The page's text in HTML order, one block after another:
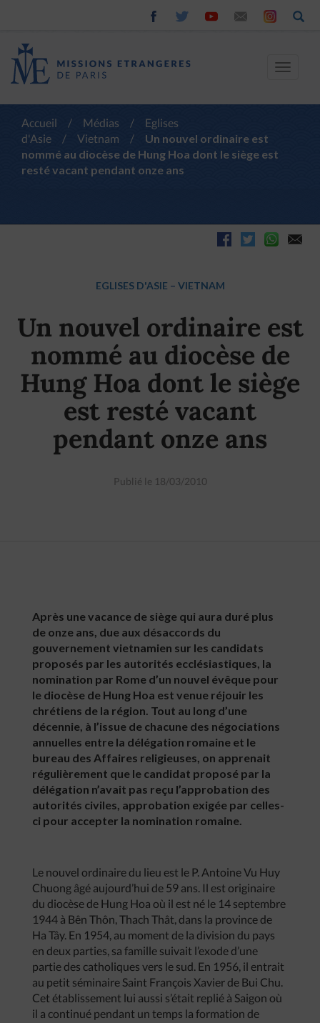
Toggle
Accueil / Médias /
Eglises
d'Asie
/ Vietnam /
Un nouvel ordinaire est
nommé au diocèse de Hung Hoa dont le siège est
resté vacant pendant onze ans
EGLISES D'ASIE – VIETNAM
Un nouvel ordinaire est
nommé au diocèse de
Hung Hoa dont le siège
est resté vacant
pendant onze ans
Publié le 18/03/2010
Après une vacance de siège qui aura duré plus
de onze ans, due aux désaccords du
gouvernement vietnamien sur les candidats
proposés par les autorités ecclésiastiques, la
nomination par Rome d’un nouvel évêque pour
le diocèse de Hung Hoa est venue réjouir les
chrétiens de la région. Tout au long d’une
décennie, à l’issue de chacune des négociations
annuelles entre la délégation romaine et le
bureau des Affaires religieuses, on apprenait
régulièrement que le candidat proposé par la
délégation n’avait pas reçu l’approbation des
autorités civiles, approbation exigée par celles-
ci pour accepter la nomination romaine.
Le nouvel ordinaire du lieu est le P. Antoine Vu Huy
Chuong âgé aujourd’hui de 59 ans. Il est originaire
du diocèse de Hung Hoa où il est né le 14 septembre
1944 à Bên Thôn, Thach Thât, dans la province de
Ha Tây. En 1954, au moment de la division du pays
en deux parties, sa famille suivait l’exode d’une
partie des catholiques vers le sud. En 1956, il entrait
au petit séminaire Saint François Xavier de Bui Chu.
Cet établissement lui aussi s’était replié à Saigon où
il a continué pendant un temps la formation de